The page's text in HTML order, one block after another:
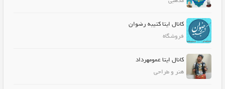
کانال ایتا کتیبه رضوان
فروشگاه
کانال ایتا عمومهرداد
هنر و طراحی